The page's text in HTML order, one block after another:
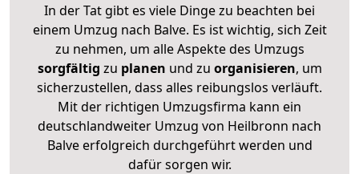
In der Tat gibt es viele Dinge zu beachten bei
einem Umzug nach Balve. Es ist wichtig, sich Zeit
zu nehmen, um alle Aspekte des Umzugs
sorgfältig zu planen und zu organisieren, um
sicherzustellen, dass alles reibungslos verläuft.
Mit der richtigen Umzugsfirma kann ein
deutschlandweiter Umzug von Heilbronn nach
Balve erfolgreich durchgeführt werden und
dafür sorgen wir.